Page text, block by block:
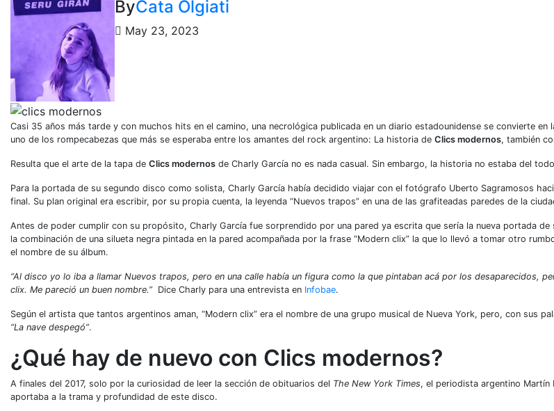
ByCata Olgiati
May 23, 2023
Casi 35 años más tarde y con muchos hits en el camino, una necrológica publicada en un diario estadounidense se convierte en
uno de los rompecabezas que más se esperaba entre los amantes del rock argentino: La historia de Clics modernos, también
Resulta que el arte de la tapa de Clics modernos de Charly García no es nada casual. Sin embargo, la historia no estaba del
Para la portada de su segundo disco como solista, Charly García había decidido viajar con el fotógrafo Uberto Sagramosos
final. Su plan original era escribir, por su propia cuenta, la leyenda “Nuevos trapos” en una de las grafiteadas paredes de la
Antes de poder cumplir con su propósito, Charly García fue sorprendido por una pared ya escrita que sería la nueva portada de
la combinación de una silueta negra pintada en la pared acompañada por la frase “Modern clix” la que lo llevó a tomar otro
el nombre de su álbum.
“Al disco yo lo iba a llamar Nuevos trapos, pero en una calle había un figura como la que pintaban acá por los desaparecidos,
clix. Me pareció un buen nombre.” Dice Charly para una entrevista en Infobae.
Según el artista que tantos argentinos aman, “Modern clix” era el nombre de una grupo musical de Nueva York, pero, con sus
“La nave despegó”.
¿Qué hay de nuevo con Clics modernos?
A finales del 2017, solo por la curiosidad de leer la sección de obituarios del The New York Times, el periodista argentino Martín
aportaba a la trama y profundidad de este disco.